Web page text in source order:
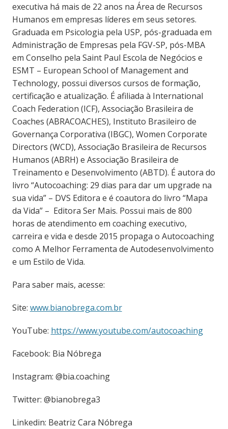
executiva há mais de 22 anos na Área de Recursos
Humanos em empresas líderes em seus setores.
Graduada em Psicologia pela USP, pós-graduada em
Administração de Empresas pela FGV-SP, pós-MBA
em Conselho pela Saint Paul Escola de Negócios e
ESMT – European School of Management and
Technology, possui diversos cursos de formação,
certificação e atualização. É afiliada à International
Coach Federation (ICF), Associação Brasileira de
Coaches (ABRACOACHES), Instituto Brasileiro de
Governança Corporativa (IBGC), Women Corporate
Directors (WCD), Associação Brasileira de Recursos
Humanos (ABRH) e Associação Brasileira de
Treinamento e Desenvolvimento (ABTD). É autora do
livro “Autocoaching: 29 dias para dar um upgrade na
sua vida” – DVS Editora e é coautora do livro “Mapa
da Vida” – Editora Ser Mais. Possui mais de 800
horas de atendimento em coaching executivo,
carreira e vida e desde 2015 propaga o Autocoaching
como A Melhor Ferramenta de Autodesenvolvimento
e um Estilo de Vida.
Para saber mais, acesse:
Site: www.bianobrega.com.br
YouTube: https://www.youtube.com/autocoaching
Facebook: Bia Nóbrega
Instagram: @bia.coaching
Twitter: @bianobrega3
Linkedin: Beatriz Cara Nóbrega